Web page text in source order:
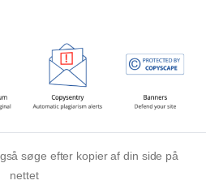
søge efter kopier af din side på
nettet